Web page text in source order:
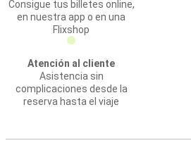
Consigue tus billetes online,
en nuestra app o en una
Flixshop
Atención al cliente
Asistencia sin
complicaciones desde la
reserva hasta el viaje